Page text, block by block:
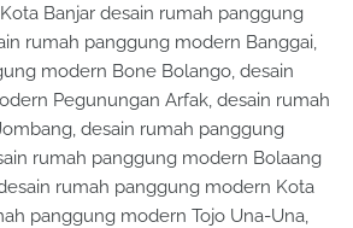
Banjar desain rumah panggung
rumah panggung modern Banggai,
modern Bone Bolango, desain
Pegunungan Arfak, desain rumah
desain rumah panggung
rumah panggung modern Bolaang
rumah panggung modern Kota
panggung modern Tojo Una-Una,